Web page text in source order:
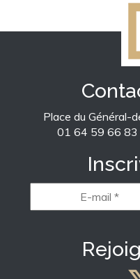
Place du Général-
01 64 59 66 83
mail
*